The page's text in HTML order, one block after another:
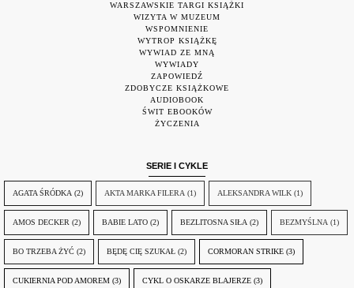
WARSZAWSKIE TARGI KSIĄŻKI
WIZYTA W MUZEUM
WSPOMNIENIE
WYTROP KSIĄŻKĘ
WYWIAD ZE MNĄ
WYWIADY
ZAPOWIEDŹ
ZDOBYCZE KSIĄŻKOWE
AUDIOBOOK
ŚWIT EBOOKÓW
ŻYCZENIA
SERIE I CYKLE
AGATA ŚRÓDKA (2) AKTA MARKA FILERA (1) ALEKSANDRA WILK (1)
AMOS DECKER (2) BABIE LATO (2) BEZLITOSNA SIŁA (2) BEZMYŚLNA (1)
BO TRZEBA ŻYĆ (2) BĘDĘ CIĘ SZUKAŁ (2) CORMORAN STRIKE (3)
CUKIERNIA POD AMOREM (3) CYKL O OSKARZE BLAJERZE (3)